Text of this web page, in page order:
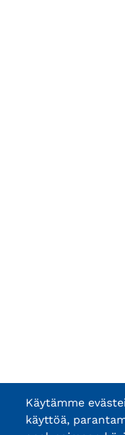
Käytämme
käyttöä,